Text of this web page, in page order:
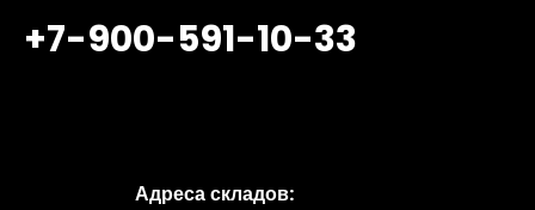
+7-900-591-10-33
Адреса складов: